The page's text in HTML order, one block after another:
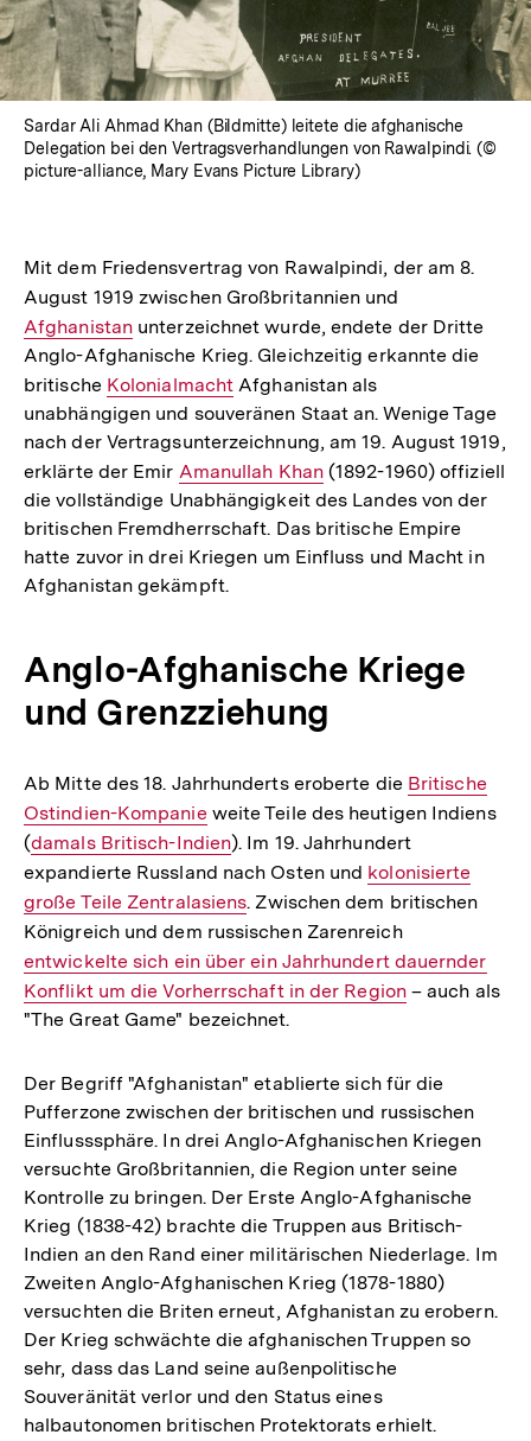
Sardar Ali Ahmad Khan (Bildmitte) leitete die afghanische
Delegation bei den Vertragsverhandlungen von Rawalpindi. (©
picture-alliance, Mary Evans Picture Library)
Mit dem Friedensvertrag von Rawalpindi, der am 8.
August 1919 zwischen Großbritannien und
Link:
Afghanistan unterzeichnet wurde, endete der Dritte
Anglo-Afghanische Krieg. Gleichzeitig erkannte die
britische Interner
Link:
Kolonialmacht Afghanistan als
unabhängigen und souveränen Staat an. Wenige Tage
nach der Vertragsunterzeichnung, am 19. August 1919,
erklärte der Emir Interner
Link:
Amanullah Khan(1892-1960) offiziell
die vollständige Unabhängigkeit des Landes von der
britischen Fremdherrschaft. Das britische Empire
hatte zuvor in drei Kriegen um Einfluss und Macht in
Afghanistan gekämpft.
Anglo-Afghanische Kriege
und Grenzziehung
Ab Mitte des 18. Jahrhunderts eroberte die Interner
Link:
Britische
Ostindien-Kompanie weite Teile des heutigen Indiens
(Interner
Link:
damals Britisch-Indien). Im 19. Jahrhundert
expandierte Russland nach Osten und Interner
Link:
kolonisierte
große Teile Zentralasiens. Zwischen dem britischen
Königreich und dem russischen ZarenreichInterner
Link:
entwickelte sich ein über ein Jahrhundert dauernder
Konflikt um die Vorherrschaft in der Region– auch als
"The Great Game" bezeichnet.
Der Begriff "Afghanistan" etablierte sich für die
Pufferzone zwischen der britischen und russischen
Einflusssphäre. In drei Anglo-Afghanischen Kriegen
versuchte Großbritannien, die Region unter seine
Kontrolle zu bringen. Der Erste Anglo-Afghanische
Krieg (1838-42) brachte die Truppen aus Britisch-
Indien an den Rand einer militärischen Niederlage. Im
Zweiten Anglo-Afghanischen Krieg (1878-1880)
versuchten die Briten erneut, Afghanistan zu erobern.
Der Krieg schwächte die afghanischen Truppen so
sehr, dass das Land seine außenpolitische
Souveränität verlor und den Status eines
halbautonomen britischen Protektorats erhielt.